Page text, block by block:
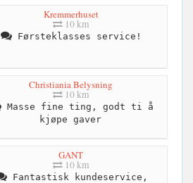
Kremmerhuset
10 km
Førsteklasses service!
Christiania Belysning
10 km
Masse fine ting, godt ti å
kjøpe gaver
GANT
10 km
Fantastisk kundeservice,